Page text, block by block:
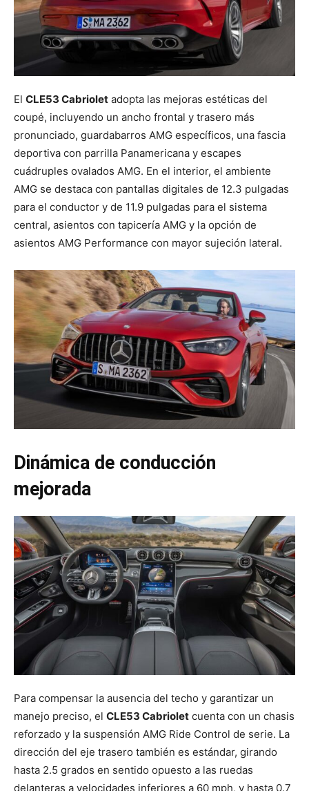
El CLE53 Cabriolet adopta las mejoras estéticas del
coupé, incluyendo un ancho frontal y trasero más
pronunciado, guardabarros AMG específicos, una fascia
deportiva con parrilla Panamericana y escapes
cuádruples ovalados AMG. En el interior, el ambiente
AMG se destaca con pantallas digitales de 12.3 pulgadas
para el conductor y de 11.9 pulgadas para el sistema
central, asientos con tapicería AMG y la opción de
asientos AMG Performance con mayor sujeción lateral.
Dinámica de conducción
mejorada
Para compensar la ausencia del techo y garantizar un
manejo preciso, el CLE53 Cabriolet cuenta con un chasis
reforzado y la suspensión AMG Ride Control de serie. La
dirección del eje trasero también es estándar, girando
hasta 2.5 grados en sentido opuesto a las ruedas
delanteras a velocidades inferiores a 60 mph, y hasta 0.7